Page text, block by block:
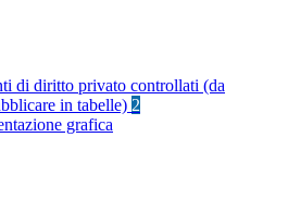
di diritto privato controllati (da
in tabelle) 2
grafica